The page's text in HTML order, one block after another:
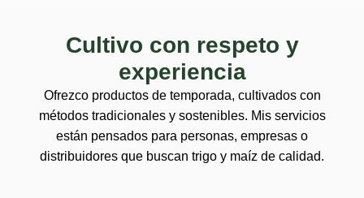
Cultivo con respeto y
experiencia
Ofrezco productos de temporada, cultivados con
métodos tradicionales y sostenibles. Mis servicios
están pensados para personas, empresas o
distribuidores que buscan trigo y maíz de calidad.